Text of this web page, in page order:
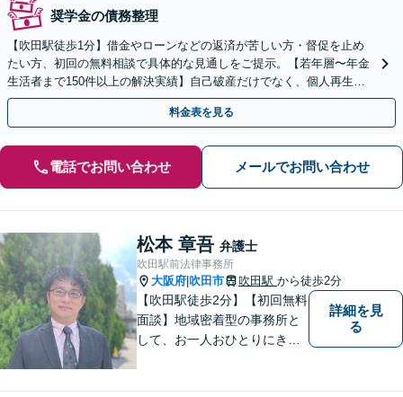
奨学金の債務整理
【吹田駅徒歩1分】借金やローンなどの返済が苦しい方・督促を止め
たい方、初回の無料相談で具体的な見通しをご提示。【若年層〜年金
生活者まで150件以上の解決実績】自己破産だけでなく、個人再生・
任意整理も状況とお気持ちを踏まえ対応します。
料金表を見る
電話でお問い合わせ メールでお問い合わせ
松本 章吾 弁護士
吹田駅前法律事務所
大阪府 吹田市 吹田駅 から徒歩2分
【吹田駅徒歩2分】【初回無料
面談】地域密着型の事務所と
して、お一人おひとりにきめ
詳細を見
る